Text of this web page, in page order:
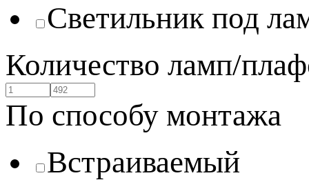
Светильник под
Количество ламп/
По способу монтажа
Встраиваемый